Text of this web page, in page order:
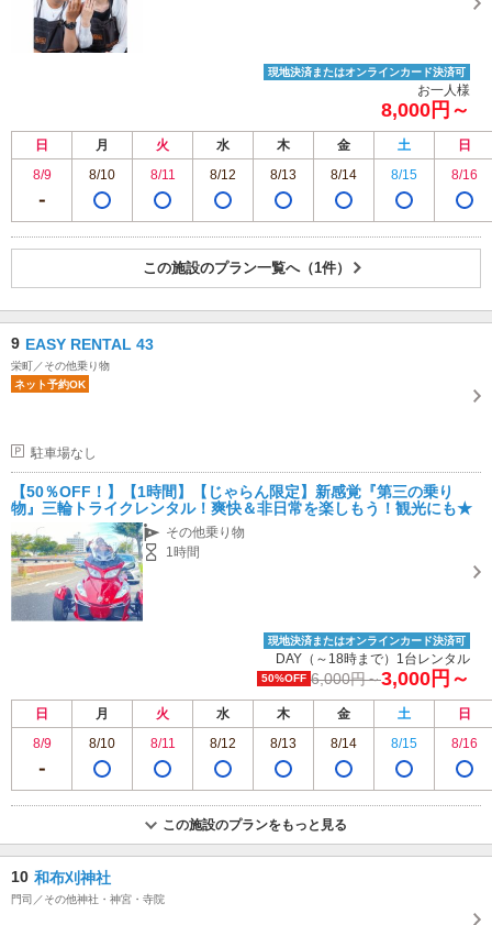
現地決済またはオンラインカード決済可
お一人様
8,000円～
日 月 火 水 木 金 土
日
8/9
8/10 8/11 8/12 8/13 8/14 8/15 8/16
この施設のプラン一覧へ（1件）
9 EASY RENTAL 43
栄町／その他乗り物
ネット予約OK
駐車場なし
【50％OFF！】【1時間】【じゃらん限定】新感覚『第三の乗り
物』三輪トライクレンタル！爽快＆非日常を楽しもう！観光にも★
その他乗り物
1時間
現地決済またはオンラインカード決済可
DAY（～18時まで）1台レンタル
50%OFF 6,000円～3,000円～
日 月 火 水 木 金 土
日
8/9
8/10 8/11 8/12 8/13 8/14 8/15 8/16
この施設のプランをもっと見る
10 和布刈神社
門司／その他神社・神宮・寺院